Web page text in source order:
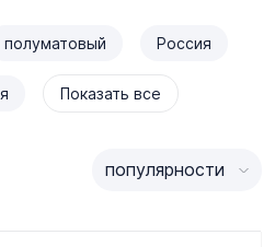
полуматовый Россия
Показать все
популярности